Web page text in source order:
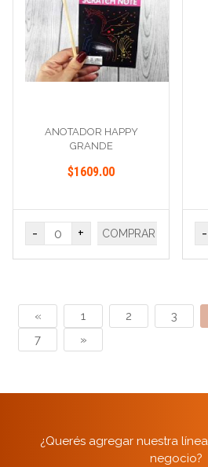
ANOTADOR HAPPY
GRANDE
$1609.00
- + COMPRAR -
« 1 2 3
7
»
¿Querés agregar nuestra
negocio?